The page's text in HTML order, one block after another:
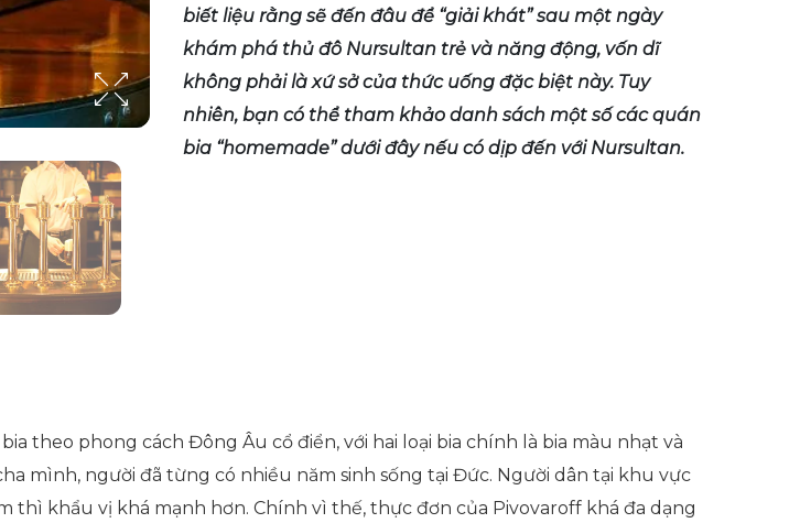
biết liệu rằng sẽ đến đâu để “giải khát” sau một ngày
khám phá thủ đô Nursultan trẻ và năng động, vốn dĩ
không phải là xứ sở của thức uống đặc biệt này. Tuy
nhiên, bạn có thể tham khảo danh sách một số các quán
bia “homemade” dưới đây nếu có dịp đến với Nursultan.
theo phong cách Đông Âu cổ điển, với hai loại bia chính là bia màu nhạt và
mình, người đã từng có nhiều năm sinh sống tại Đức. Người dân tại khu vực
thì khẩu vị khá mạnh hơn. Chính vì thế, thực đơn của Pivovaroff khá đa dạng